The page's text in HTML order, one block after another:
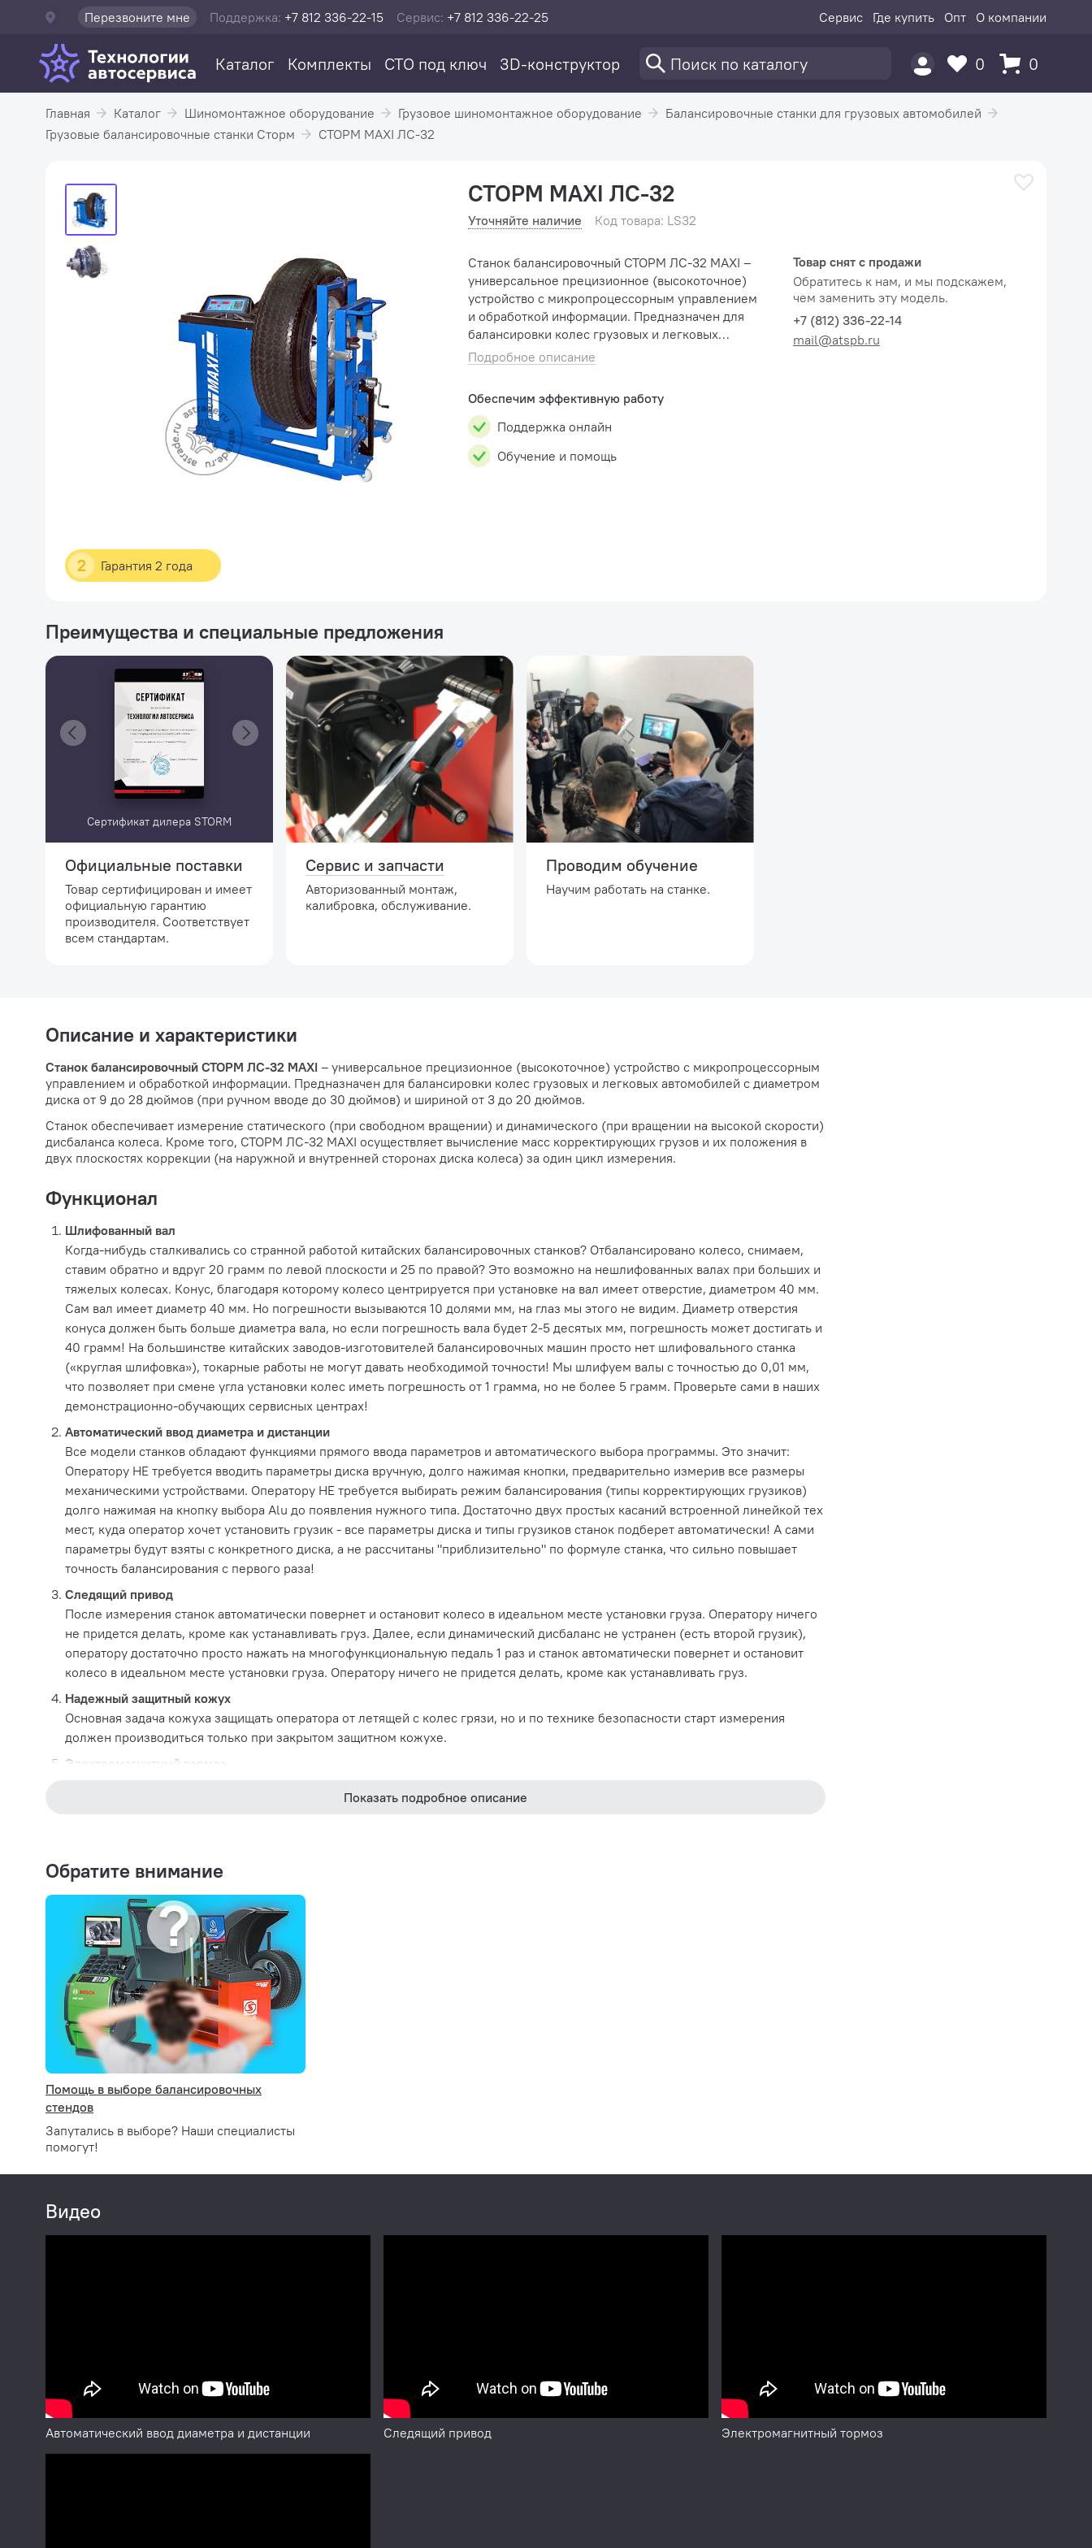
Перезвоните мне Поддержка: +7 812 336-22-15 Сервис: +7 812 336-22-25 Сервис Где купить Опт О компании
Каталог Комплекты СТО под ключ 3D-конструктор 0 0
Главная Каталог Шиномонтажное оборудование Грузовое шиномонтажное оборудование
Балансировочные станки для грузовых автомобилей
Грузовые балансировочные станки Сторм
СТОРМ MAXI ЛС-32
2 Гарантия 2 года
СТОРМ MAXI ЛС-32
Уточняйте наличие Код товара: LS32
Станок балансировочный СТОРМ ЛС-32 MAXI –
универсальное прецизионное (высокоточное)
устройство с микропроцессорным управлением
и обработкой информации. Предназначен для
балансировки колес грузовых и легковых
автомобилей с диаметром диска от 9 до 28
дюймов (при ручном вво...
Подробное описание
Обеспечим эффективную работу
Поддержка онлайн
Обучение и помощь
Товар снят с продажи
Обратитесь к нам, и мы подскажем,
чем заменить эту модель.
+7 (812) 336-22-14
mail@atspb.ru
Преимущества и специальные предложения
Сертификат дилера STORM
Официальные поставки
Товар сертифицирован и имеет
официальную гарантию
производителя. Соответствует
всем стандартам.
Сервис и запчасти
Авторизованный монтаж,
калибровка, обслуживание.
Проводим обучение
Научим работать на станке.
Описание и характеристики
Станок балансировочный СТОРМ ЛС-32 MAXI – универсальное прецизионное (высокоточное) устройство с микропроцессорным
управлением и обработкой информации. Предназначен для балансировки колес грузовых и легковых автомобилей с диаметром
диска от 9 до 28 дюймов (при ручном вводе до 30 дюймов) и шириной от 3 до 20 дюймов.
Станок обеспечивает измерение статического (при свободном вращении) и динамического (при вращении на высокой скорости)
дисбаланса колеса. Кроме того, СТОРМ ЛС-32 MAXI осуществляет вычисление масс корректирующих грузов и их положения в
двух плоскостях коррекции (на наружной и внутренней сторонах диска колеса) за один цикл измерения.
Функционал
Шлифованный вал
Когда-нибудь сталкивались со странной работой китайских балансировочных станков? Отбалансировано колесо, снимаем,
ставим обратно и вдруг 20 грамм по левой плоскости и 25 по правой? Это возможно на нешлифованных валах при больших и
тяжелых колесах. Конус, благодаря которому колесо центрируется при установке на вал имеет отверстие, диаметром 40 мм.
Сам вал имеет диаметр 40 мм. Но погрешности вызываются 10 долями мм, на глаз мы этого не видим. Диаметр отверстия
конуса должен быть больше диаметра вала, но если погрешность вала будет 2-5 десятых мм, погрешность может достигать и
40 грамм! На большинстве китайских заводов-изготовителей балансировочных машин просто нет шлифовального станка
(«круглая шлифовка»), токарные работы не могут давать необходимой точности! Мы шлифуем валы с точностью до 0,01 мм,
что позволяет при смене угла установки колес иметь погрешность от 1 грамма, но не более 5 грамм. Проверьте сами в наших
демонстрационно-обучающих сервисных центрах!
Автоматический ввод диаметра и дистанции
Все модели станков обладают функциями прямого ввода параметров и автоматического выбора программы. Это значит:
Оператору НЕ требуется вводить параметры диска вручную, долго нажимая кнопки, предварительно измерив все размеры
механическими устройствами. Оператору НЕ требуется выбирать режим балансирования (типы корректирующих грузиков)
долго нажимая на кнопку выбора Alu до появления нужного типа. Достаточно двух простых касаний встроенной линейкой тех
мест, куда оператор хочет установить грузик - все параметры диска и типы грузиков станок подберет автоматически! А сами
параметры будут взяты с конкретного диска, а не рассчитаны "приблизительно" по формуле станка, что сильно повышает
точность балансирования с первого раза!
Следящий привод
После измерения станок автоматически повернет и остановит колесо в идеальном месте установки груза. Оператору ничего
не придется делать, кроме как устанавливать груз. Далее, если динамический дисбаланс не устранен (есть второй грузик),
оператору достаточно просто нажать на многофункциональную педаль 1 раз и станок автоматически повернет и остановит
колесо в идеальном месте установки груза. Оператору ничего не придется делать, кроме как устанавливать груз.
Надежный защитный кожух
Основная задача кожуха защищать оператора от летящей с колес грязи, но и по технике безопасности старт измерения
должен производиться только при закрытом защитном кожухе.
Электромагнитный тормоз
автоматическое удержание позволяет обезжиривать, устанавливать груз, без качения и т.д, но не стоит забывать и про
(мы знаем посты с проходимостью более 3 000 автомобилей в месяц) экономить 7 часов рабочего времени. За 7 часов Вы
сделате 15 автомобилей и заработаете на 30 000 р больше в первый же месяц. И это не считая удобства пользования и
повышения качества установки груза. Разница в цене между станками с электромагнитным тормозом и без него - около 20
000 р. Решать Вам, но мы советуем выбирать именно станки с данной функцией если Ваша проходимость от 1000
автомобилей в год.
Программы ALU1-ALU5
Программы ALU1-ALU5 позволяют получить правильные результаты измерения масс корректирующих грузов и мест их
установки в труднодоступных местах колесных дисков нестандартной формы.
Память на 2 личных кабинета
Наши стенды имеют огромное количество настроек работы (более 3х страниц, например: фон рабочего стола, выбор
плоскости первой коррекции, настройки свойств электромагнитного тормоза, обнуление погрешности и т.д. Память всех
настроек и возможность создавать аккаунты каждому оператору в отдельности (максимальное количество личных кабинетов
– 2 шт) позволяют настраивать один раз станок индивидуально под вкусы и привычки каждого оператора, не перенастраивая
при каждой смене оператора или смены или автомобиля – достаточно нажать горячую клавишу и за считанные секунды,
просто сменив аккаунт, подгрузить необходимые настройки. Ведется статистика о работе каждого оператора по отдельности
Функция "Два оператора"
Позволяет обслуживать одновременно два автомобиля с разными типами и размерами колес, а также сохранять большое
части, чтобы обе эти части оказались за спицами.
Особенности:
Показать подробное описание
Обратите внимание
Помощь в выборе балансировочных
стендов
Запутались в выборе? Наши специалисты
помогут!
Видео
Автоматический ввод диаметра и дистанции Следящий привод Электромагнитный тормоз